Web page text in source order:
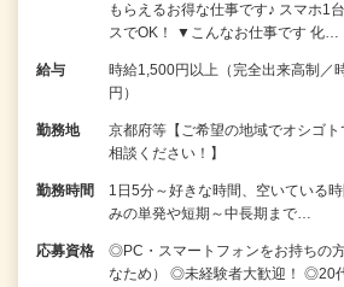
もらえるお得な仕事です♪ スマホ1
スでOK！ ▼こんなお仕事です 化…
給与
時給1,500円以上（完全出来高制／
円）
勤務地
京都府等【ご希望の地域でオシゴ
相談ください！】
勤務時間
1日5分～好きな時間、空いている
みの単発や短期～中長期まで…
応募資格
◎PC・スマートフォンをお持ちの
なため） ◎未経験者大歓迎！ ◎20